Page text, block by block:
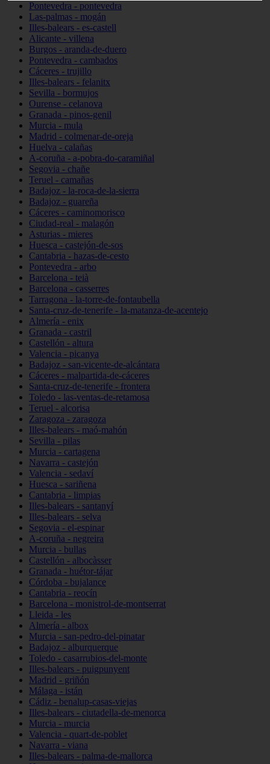
Pontevedra - pontevedra
Las-palmas - mogán
Illes-balears - es-castell
Alicante - villena
Burgos - aranda-de-duero
Pontevedra - cambados
Cáceres - trujillo
Illes-balears - felanitx
Sevilla - bormujos
Ourense - celanova
Granada - pinos-genil
Murcia - mula
Madrid - colmenar-de-oreja
Huelva - calañas
A-coruña - a-pobra-do-caramiñal
Segovia - chañe
Teruel - camañas
Badajoz - la-roca-de-la-sierra
Badajoz - guareña
Cáceres - caminomorisco
Ciudad-real - malagón
Asturias - mieres
Huesca - castejón-de-sos
Cantabria - hazas-de-cesto
Pontevedra - arbo
Barcelona - teià
Barcelona - casserres
Tarragona - la-torre-de-fontaubella
Santa-cruz-de-tenerife - la-matanza-de-acentejo
Almería - enix
Granada - castril
Castellón - altura
Valencia - picanya
Badajoz - san-vicente-de-alcántara
Cáceres - malpartida-de-cáceres
Santa-cruz-de-tenerife - frontera
Toledo - las-ventas-de-retamosa
Teruel - alcorisa
Zaragoza - zaragoza
Illes-balears - maó-mahón
Sevilla - pilas
Murcia - cartagena
Navarra - castejón
Valencia - sedaví
Huesca - sariñena
Cantabria - limpias
Illes-balears - santanyí
Illes-balears - selva
Segovia - el-espinar
A-coruña - negreira
Murcia - bullas
Castellón - albocàsser
Granada - huétor-tájar
Córdoba - bujalance
Cantabria - reocín
Barcelona - monistrol-de-montserrat
Lleida - les
Almería - albox
Murcia - san-pedro-del-pinatar
Badajoz - alburquerque
Toledo - casarrubios-del-monte
Illes-balears - puigpunyent
Madrid - griñón
Málaga - istán
Cádiz - benalup-casas-viejas
Illes-balears - ciutadella-de-menorca
Murcia - murcia
Valencia - quart-de-poblet
Navarra - viana
Illes-balears - palma-de-mallorca